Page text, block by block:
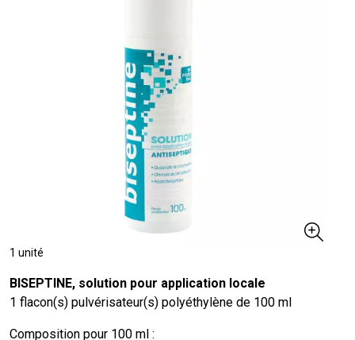
1 unité
BISEPTINE, solution pour application locale
1 flacon(s) pulvérisateur(s) polyéthylène de 100 ml
Composition pour 100 ml :